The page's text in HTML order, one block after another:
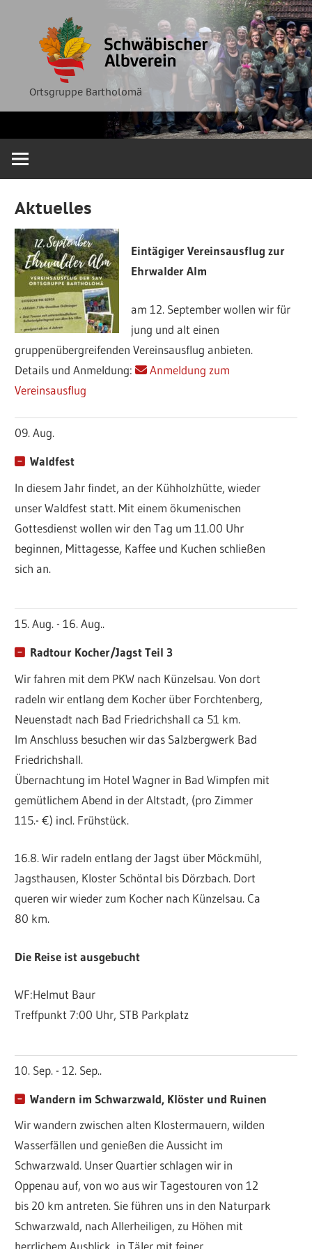
springen
Ortsgruppe Bartholomä
Albverein
Ortsgruppe
Bartholomä
Aktuelles
Eintägiger Vereinsausflug zur
Ehrwalder Alm
am 12. September wollen wir für
jung und alt einen
gruppenübergreifenden Vereinsausflug anbieten.
Details und Anmeldung:
Anmeldung zum
Vereinsausflug
09. Aug.
Waldfest
In diesem Jahr findet, an der Kühholzhütte, wieder
unser Waldfest statt. Mit einem ökumenischen
Gottesdienst wollen wir den Tag um 11.00 Uhr
beginnen, Mittagesse, Kaffee und Kuchen schließen
sich an.
15. Aug. - 16. Aug..
Radtour Kocher/Jagst Teil 3
Wir fahren mit dem PKW nach Künzelsau. Von dort
radeln wir entlang dem Kocher über Forchtenberg,
Neuenstadt nach Bad Friedrichshall ca 51 km.
Im Anschluss besuchen wir das Salzbergwerk Bad
Friedrichshall.
Übernachtung im Hotel Wagner in Bad Wimpfen mit
gemütlichem Abend in der Altstadt, (pro Zimmer
115.- €) incl. Frühstück.
16.8. Wir radeln entlang der Jagst über Möckmühl,
Jagsthausen, Kloster Schöntal bis Dörzbach. Dort
queren wir wieder zum Kocher nach Künzelsau. Ca
80 km.
Die Reise ist ausgebucht
WF:Helmut Baur
Treffpunkt 7:00 Uhr, STB Parkplatz
10. Sep. - 12. Sep..
Wandern im Schwarzwald, Klöster und Ruinen
Wir wandern zwischen alten Klostermauern, wilden
Wasserfällen und genießen die Aussicht im
Schwarzwald. Unser Quartier schlagen wir in
Oppenau auf, von wo aus wir Tagestouren von 12
bis 20 km antreten. Sie führen uns in den Naturpark
Schwarzwald, nach Allerheiligen, zu Höhen mit
herrlichem Ausblick, in Täler mit feiner